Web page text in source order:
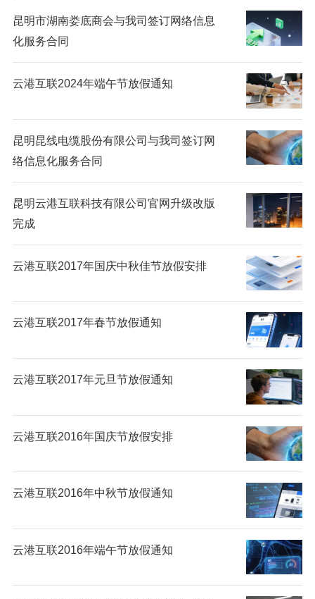
昆明市湖南娄底商会与我司签订网络信息
化服务合同
云港互联2024年端午节放假通知
昆明昆线电缆股份有限公司与我司签订网
络信息化服务合同
昆明云港互联科技有限公司官网升级改版
完成
云港互联2017年国庆中秋佳节放假安排
云港互联2017年春节放假通知
云港互联2017年元旦节放假通知
云港互联2016年国庆节放假安排
云港互联2016年中秋节放假通知
云港互联2016年端午节放假通知